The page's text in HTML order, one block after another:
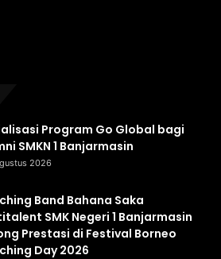
Program Go Global bagi
SMKN 1 Banjarmasin
2026
Band Bahana Saka
SMK Negeri 1 Banjarmasin
Prestasi di Festival Borneo
Day 2026